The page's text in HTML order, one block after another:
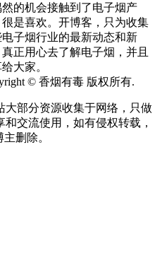
的机会接触到了电子烟产
是喜欢。开博客，只为收集
子烟行业的最新动态和新
真正用心去了解电子烟，并且
大家。
© 香烟有毒 版权所有.
大部分资源收集于网络，只做
和交流使用，如有侵权转载，
删除。